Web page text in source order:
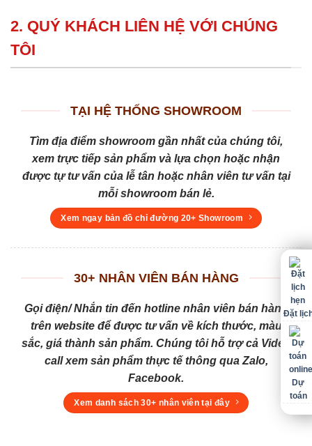
2. QUÝ KHÁCH LIÊN HỆ VỚI CHÚNG
TÔI
TẠI HỆ THỐNG SHOWROOM
Tìm địa điểm showroom gần nhất của chúng tôi,
xem trực tiếp sản phẩm và lựa chọn hoặc nhận
được tự tư vấn của lễ tân hoặc nhân viên tư vấn tại
mỗi showroom bán lẻ.
Xem ngay bản đồ chỉ đường 20+ Showroom
30+ NHÂN VIÊN BÁN HÀNG
Gọi điện/ Nhắn tin đến hotline nhân viên bán hàng
trên website để được tư vấn về kích thước, màu
sắc, giá thành sản phẩm. Chúng tôi hỗ trợ cả Video
call xem sản phẩm thực tế thông qua Zalo,
Facebook.
Xem danh sách 30+ nhân viên tại đây
Đặt
Dự
toán